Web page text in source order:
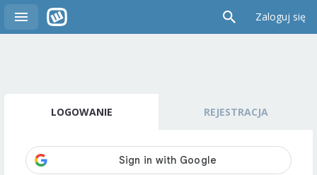
Zaloguj się
LOGOWANIE REJESTRACJA